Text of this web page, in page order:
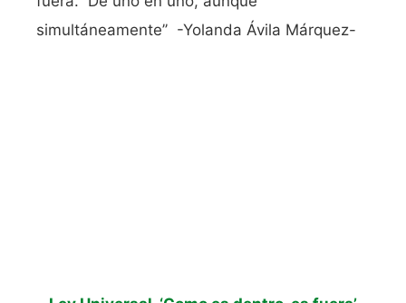
simultáneamente’’ -Yolanda Ávila Márquez-